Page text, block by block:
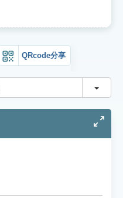
QRcode分享
切換